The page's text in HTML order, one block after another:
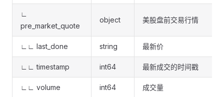
∟
pre_market_quote
object 美股盘前交易行情
∟∟ last_done string 最新价
∟∟ timestamp int64 最新成交的时间戳
∟∟ volume int64 成交量